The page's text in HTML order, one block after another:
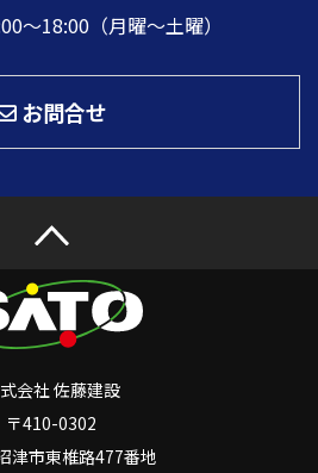
〜18:00（月曜～土曜）
お問合せ
会社 佐藤建設
〒410-0302
津市東椎路477番地